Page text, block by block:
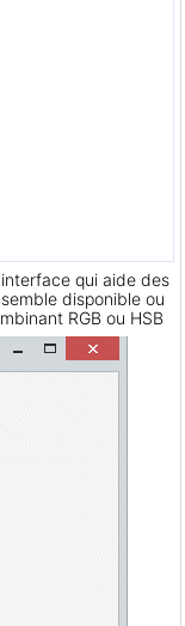
qui aide des
disponible ou
RGB ou HSB